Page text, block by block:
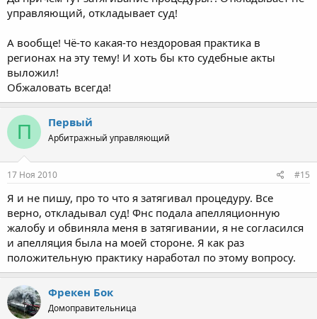
пленум. ФНС ходатайствовала об отложении. В марте, я
закинул заявление о прекращении производства по делу
постоянно откладывал судебные заседания. И наконец, в июне
2010г. суд прекратил производство по делу, а я в июле взыскал
вознаграждение за период с августа 2009г. по июнь 2010г. (дата
прекращения производства по делу. И да, регион Москва.
P.S. И нигде, меня невозможно упрекнуть в затягивании
делал по процедуре )))
управляющий, откладывает суд!
А вообще! Чё-то какая-то нездоровая практика в
регионах на эту тему! И хоть бы кто судебные акты
выложил!
Обжаловать всегда!
П Первый
Арбитражный управляющий
17 Ноя 2010 #15
Я и не пишу, про то что я затягивал процедуру. Все
верно, откладывал суд! Фнс подала апелляционную
жалобу и обвиняла меня в затягивании, я не согласился
и апелляция была на моей стороне. Я как раз
положительную практику наработал по этому вопросу.
Фрекен Бок
Домоправительница